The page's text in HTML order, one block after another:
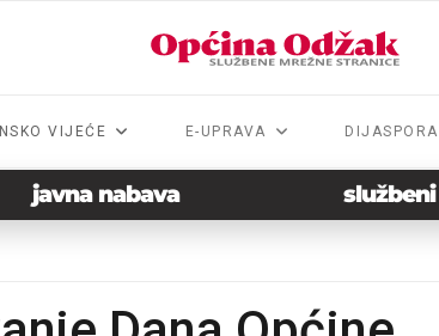
VIJEĆE E-UPRAVA DIJASPORA
javna nabava